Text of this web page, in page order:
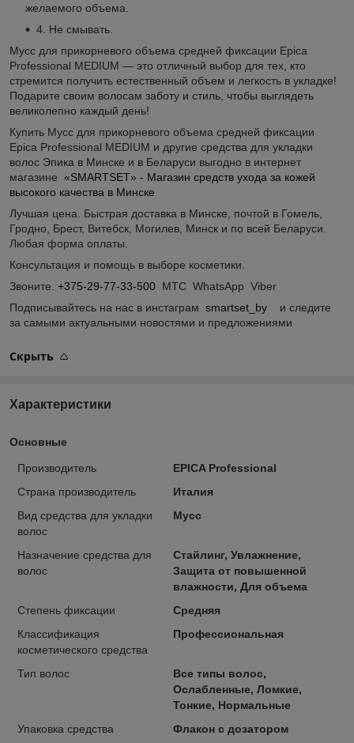
желаемого объема.
4. Не смывать.
Мусс для прикорневого объема средней фиксации Epica
Professional MEDIUM — это отличный выбор для тех, кто
стремится получить естественный объем и легкость в укладке!
Подарите своим волосам заботу и стиль, чтобы выглядеть
великолепно каждый день!
Купить Мусс для прикорневого объема средней фиксации
Epica Professional MEDIUM и другие средства для укладки
волос Эпика в Минске и в Беларуси выгодно в интернет
магазине «SMARTSET» - Магазин средств ухода за кожей
высокого качества в Минске
Лучшая цена. Быстрая доставка в Минске, почтой в Гомель,
Гродно, Брест, Витебск, Могилев, Минск и по всей Беларуси.
Любая форма оплаты.
Консультация и помощь в выборе косметики.
Звоните. +375-29-77-33-500 МТС WhatsApp Viber
Подписывайтесь на нас в инстаграм smartset_by
и следите
за самыми актуальными новостями и предложениями
Скрыть
Характеристики
Основные
Производитель
EPICA Professional
Страна производитель
Италия
Вид средства для укладки
волос
Мусс
Назначение средства для
волос
Стайлинг, Увлажнение,
Защита от повышенной
влажности, Для объема
Степень фиксации
Средняя
Классификация
косметического средства
Профессиональная
Тип волос
Все типы волос,
Ослабленные, Ломкие,
Тонкие, Нормальные
Упаковка средства
Флакон с дозатором